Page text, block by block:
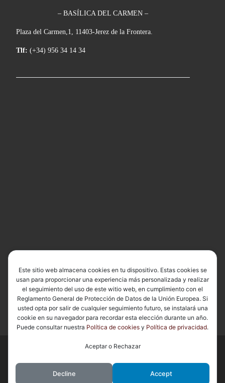
– BASÍLICA DEL CARMEN –
Plaza del Carmen,1, 11403-Jerez de la Frontera.
Tlf: (+34) 956 34 14 34
Basílica de Nuestra Señora del Carmen Coronada
los derechos reservados
Funciona con Tema Customizr
Este sitio web almacena cookies en tu dispositivo. Estas cookies se
usan para proporcionar una experiencia más personalizada y realizar
el seguimiento del uso de este witio web, en cumplimiento con el
Reglamento General de Protección de Datos de la Unión Europea. Si
usted opta por salir de cualquier seguimiento futuro, se instalará una
cookie en su navegador para recordar esta elección durante un año.
Puede consultar nuestra Política de cookies y Política de privacidad.
Aceptar o Rechazar
Decline Accept